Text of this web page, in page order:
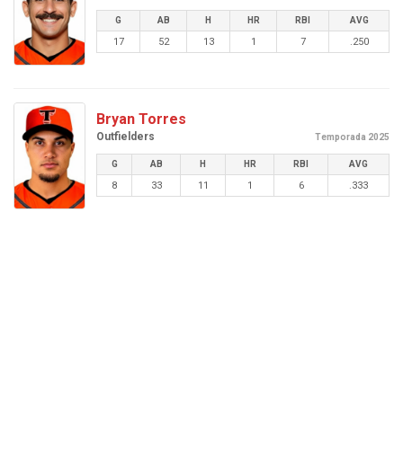
G AB H HR RBI AVG
17 52 13 1 7 .250
Bryan Torres
Outfielders Temporada 2025
G AB H HR RBI AVG
8 33 11 1 6 .333